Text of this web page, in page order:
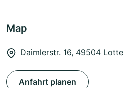
Map
Daimlerstr. 16, 49504 Lotte
Anfahrt planen